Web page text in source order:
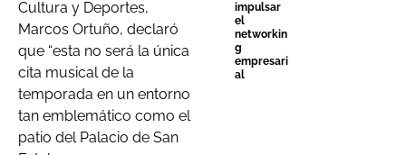
Cultura y Deportes,
Marcos Ortuño, declaró
que “esta no será la única
cita musical de la
temporada en un entorno
tan emblemático como el
patio del Palacio de San
impulsar
el
networkin
g
empresari
al